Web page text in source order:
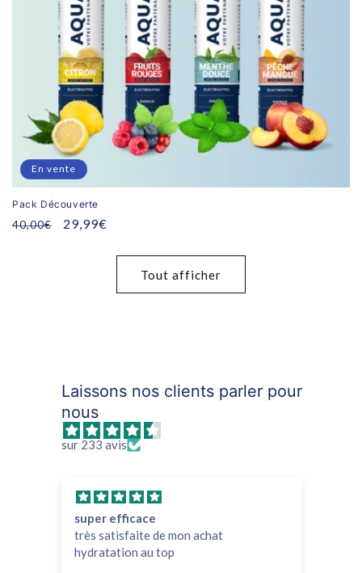
En vente
Pack Découverte
Prix
40,00€
Prix
29,99€
Tout afficher
Laissons nos clients parler pour
nous
sur 233 avis
super efficace
très satisfaite de mon achat
hydratation au top